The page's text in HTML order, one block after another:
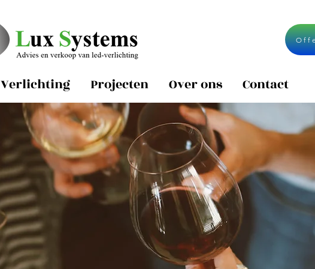
Verlichting Projecten Over ons Contact